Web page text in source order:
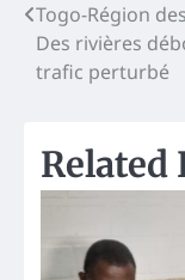
Post
navigation
Togo-Région
Des rivières
trafic perturbé
Related